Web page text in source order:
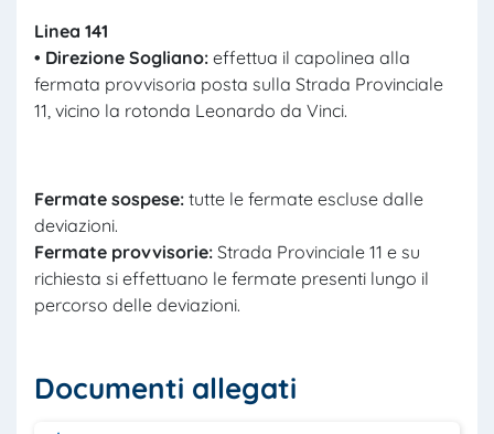
Linea 141
• Direzione Sogliano: effettua il capolinea alla
fermata provvisoria posta sulla Strada Provinciale
11, vicino la rotonda Leonardo da Vinci.
Fermate sospese: tutte le fermate escluse dalle
deviazioni.
Fermate provvisorie: Strada Provinciale 11 e su
richiesta si effettuano le fermate presenti lungo il
percorso delle deviazioni.
Documenti allegati